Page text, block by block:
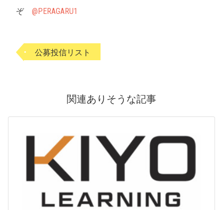
ぞ @PERAGARU1
公募投信リスト
関連ありそうな記事